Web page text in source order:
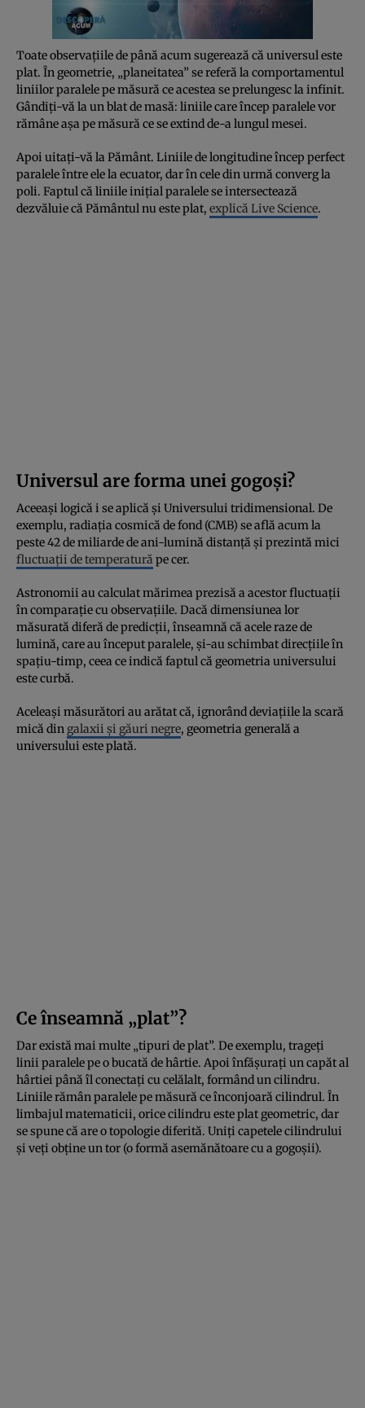
Toate observațiile de până acum sugerează că universul este
plat. În geometrie, „planeitatea” se referă la comportamentul
liniilor paralele pe măsură ce acestea se prelungesc la infinit.
Gândiți-vă la un blat de masă: liniile care încep paralele vor
rămâne așa pe măsură ce se extind de-a lungul mesei.
Apoi uitați-vă la Pământ. Liniile de longitudine încep perfect
paralele între ele la ecuator, dar în cele din urmă converg la
poli. Faptul că liniile inițial paralele se intersectează
dezvăluie că Pământul nu este plat, explică Live Science.
Universul are forma unei gogoși?
Aceeași logică i se aplică și Universului tridimensional. De
exemplu, radiația cosmică de fond (CMB) se află acum la
peste 42 de miliarde de ani-lumină distanță și prezintă mici
fluctuații de temperatură pe cer.
Astronomii au calculat mărimea prezisă a acestor fluctuații
în comparație cu observațiile. Dacă dimensiunea lor
măsurată diferă de predicții, înseamnă că acele raze de
lumină, care au început paralele, și-au schimbat direcțiile în
spațiu-timp, ceea ce indică faptul că geometria universului
este curbă.
Aceleași măsurători au arătat că, ignorând deviațiile la scară
mică din galaxii și găuri negre, geometria generală a
universului este plată.
Ce înseamnă „plat”?
Dar există mai multe „tipuri de plat”. De exemplu, trageți
linii paralele pe o bucată de hârtie. Apoi înfășurați un capăt al
hârtiei până îl conectați cu celălalt, formând un cilindru.
Liniile rămân paralele pe măsură ce înconjoară cilindrul. În
limbajul matematicii, orice cilindru este plat geometric, dar
se spune că are o topologie diferită. Uniți capetele cilindrului
și veți obține un tor (o formă asemănătoare cu a gogoșii).